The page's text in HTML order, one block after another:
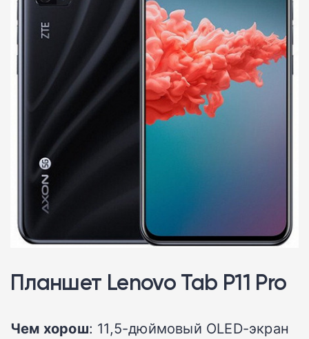
Планшет Lenovo Tab P11 Pro
Чем хорош: 11,5-дюймовый OLED-экран